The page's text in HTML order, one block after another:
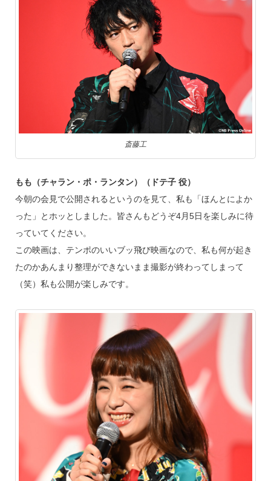
斎藤工
もも（チャラン・ポ・ランタン）（ドテ子 役）
今朝の会見で公開されるというのを見て、私も「ほんとによか
った」とホッとしました。皆さんもどうぞ4月5日を楽しみに待
っていてください。
この映画は、テンポのいいブッ飛び映画なので、私も何が起き
たのかあんまり整理ができないまま撮影が終わってしまって
（笑）私も公開が楽しみです。